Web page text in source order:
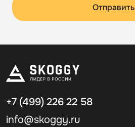
Отправить
+7 (499) 226 22 58
info@skoggy.ru